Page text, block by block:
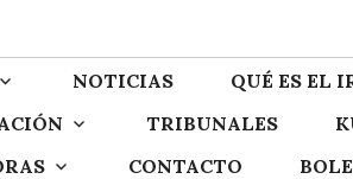
Gipuzkoa
NOTICIAS QUÉ ES EL
TRIBUNALES
CONTACTO